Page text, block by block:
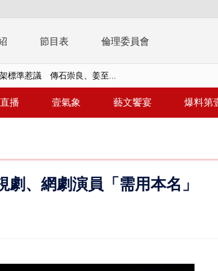
節目表 倫理委員會
標準惹議 傳石崇良、姜至...
慈濟遭詐10.6億未提告 網友...
安森林公園、北有榮星」周...
拒檢「油門一催」警察狂...
轟中央 謝金河：顛倒黑白...
風龜速前進！ 周末兩天降...
播 壹氣象 藝文饗宴 爆料第
、網劇演員「需用本名」